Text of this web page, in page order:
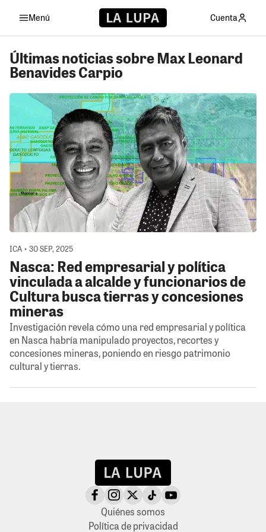
Menú Cuenta
Últimas noticias sobre Max Leonard
Benavides Carpio
ICA • 30 SEP, 2025
Nasca: Red empresarial y política
vinculada a alcalde y funcionarios de
Cultura busca tierras y concesiones
mineras
Investigación revela cómo una red empresarial y política
en Nasca habría manipulado proyectos, recortes y
concesiones mineras, poniendo en riesgo patrimonio
cultural y tierras.
Quiénes somos
Política de privacidad